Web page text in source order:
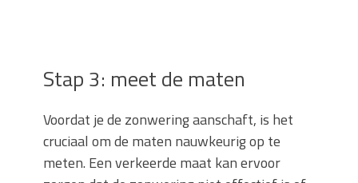
Stap 3: meet de maten
Voordat je de zonwering aanschaft, is het
cruciaal om de maten nauwkeurig op te
meten. Een verkeerde maat kan ervoor